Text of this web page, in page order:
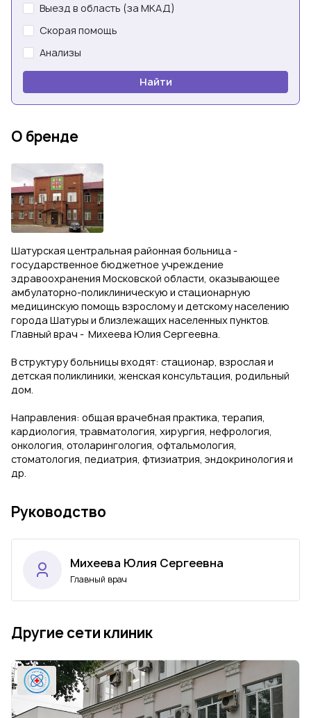
Выезд в область (за МКАД)
Скорая помощь
Анализы
Найти
О бренде
Шатурская центральная районная больница -
государственное бюджетное учреждение
здравоохранения Московской области, оказывающее
амбулаторно-поликлиническую и стационарную
медицинскую помощь взрослому и детскому населению
города Шатуры и близлежащих населенных пунктов.
Главный врач - Михеева Юлия Сергеевна.
В структуру больницы входят: стационар, взрослая и
детская поликлиники, женская консультация, родильный
дом.
Направления: общая врачебная практика, терапия,
кардиология, травматология, хирургия, нефрология,
онкология, отоларингология, офтальмология,
стоматология, педиатрия, фтизиатрия, эндокринология и
др.
Руководство
Михеева Юлия Сергеевна
Главный врач
Другие сети клиник